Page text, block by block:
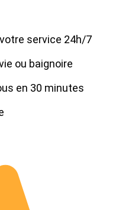
service 24h/7
ou baignoire
en 30 minutes